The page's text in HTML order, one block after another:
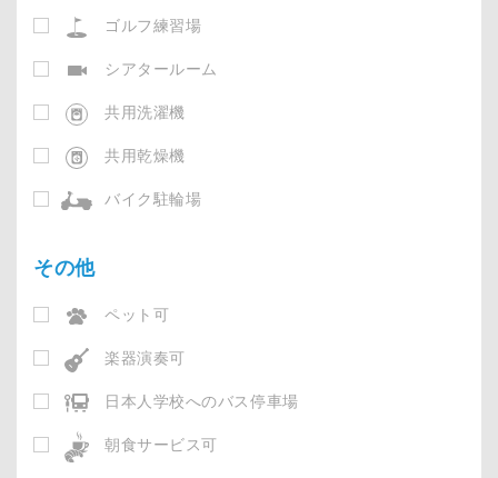
ゴルフ練習場
シアタールーム
共用洗濯機
共用乾燥機
バイク駐輪場
その他
ペット可
楽器演奏可
日本人学校へのバス停車場
朝食サービス可